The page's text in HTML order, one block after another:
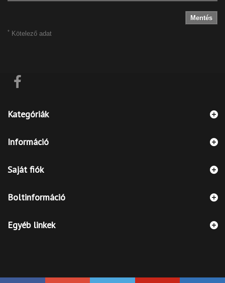
Mentés
* Kötelező adat
Kategóriák
Információ
Saját fiók
Boltinformáció
Egyéb linkek